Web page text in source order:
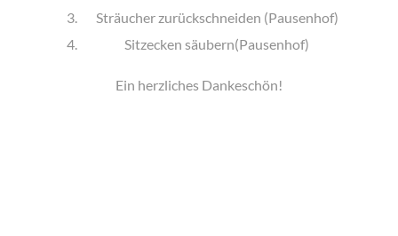
Sträucher zurückschneiden (Pausenhof)
Sitzecken säubern(Pausenhof)
Ein herzliches Dankeschön!